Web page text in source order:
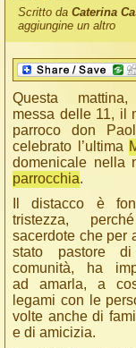
Scritto daCaterina
aggiungine un altro
Questa
messa delle 11, il
parroco don
celebrato l’ultima
domenicale nella
parrocchia.
Il distacco è
tristezza,
sacerdote che per
stato pastore
comunità, ha
ad amarla, a
legami con le
volte anche di
e di amicizia.